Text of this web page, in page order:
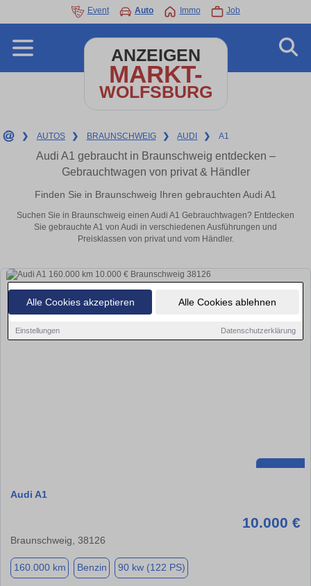
Alle Cookies akzeptieren Alle Cookies ablehnen
Einstellungen Datenschutzerklärung
Event Auto Immo Job
ANZEIGEN
MARKT-
WOLFSBURG
❯ AUTOS ❯ BRAUNSCHWEIG ❯ AUDI ❯ A1
Audi A1 gebraucht in Braunschweig entdecken –
Gebrauchtwagen von privat & Händler
Finden Sie in Braunschweig Ihren gebrauchten Audi A1
Suchen Sie in Braunschweig einen Audi A1 Gebrauchtwagen? Entdecken
Sie gebrauchte A1 von Audi in verschiedenen Ausführungen und
Preisklassen von privat und vom Händler.
Audi A1
10.000 €
Braunschweig, 38126
160.000 km Benzin 90 kw (122 PS)